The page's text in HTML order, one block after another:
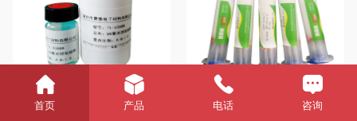
UVC紫光封装硅胶 SD-6020围坝胶
首页 产品 电话 咨询